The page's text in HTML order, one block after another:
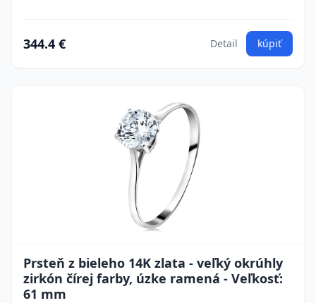
344.4 € Detail kúpiť
Prsteň z bieleho 14K zlata - veľký okrúhly
zirkón čírej farby, úzke ramená - Veľkosť:
61 mm